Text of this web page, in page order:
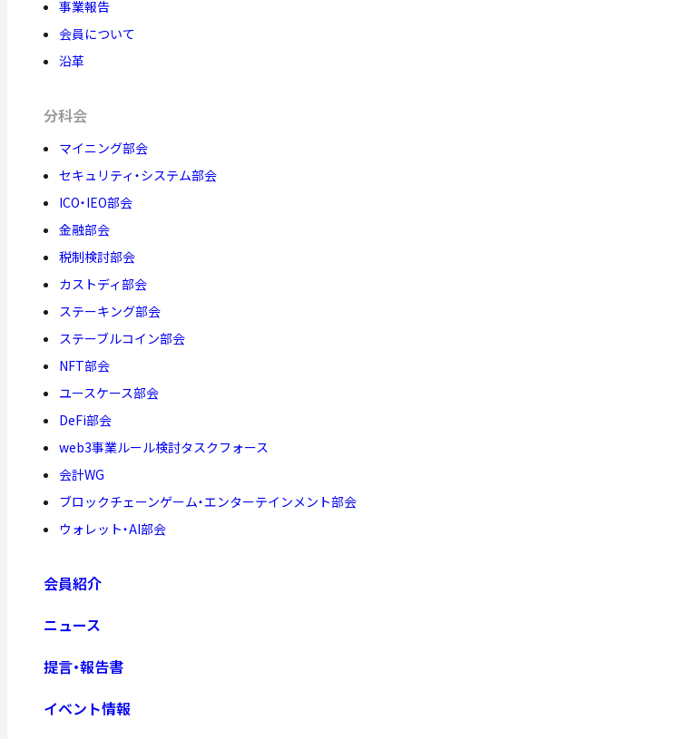
事業報告
会員について
沿革
分科会
マイニング部会
セキュリティ・システム部会
ICO・IEO部会
金融部会
税制検討部会
カストディ部会
ステーキング部会
ステーブルコイン部会
NFT部会
ユースケース部会
DeFi部会
web3事業ルール検討タスクフォース
会計WG
ブロックチェーンゲーム・エンターテインメント部会
ウォレット・AI部会
会員紹介
ニュース
提言・報告書
イベント情報